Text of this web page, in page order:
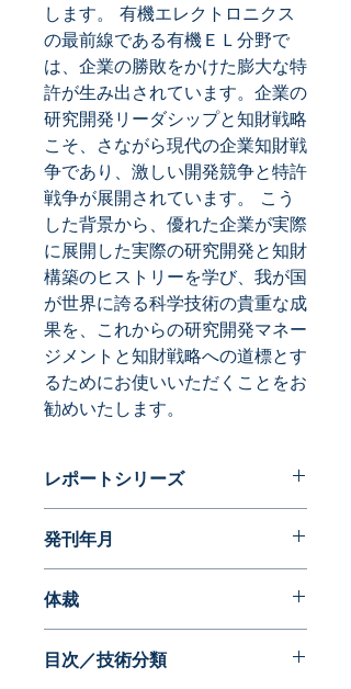
します。 有機エレクトロニクス
の最前線である有機ＥＬ分野で
は、企業の勝敗をかけた膨大な特
許が生み出されています。企業の
研究開発リーダシップと知財戦略
こそ、さながら現代の企業知財戦
争であり、激しい開発競争と特許
戦争が展開されています。 こう
した背景から、優れた企業が実際
に展開した実際の研究開発と知財
構築のヒストリーを学び、我が国
が世界に誇る科学技術の貴重な成
果を、これからの研究開発マネー
ジメントと知財戦略への道標とす
るためにお使いいただくことをお
勧めいたします。
レポートシリーズ
発刊年月
体裁
目次／技術分類